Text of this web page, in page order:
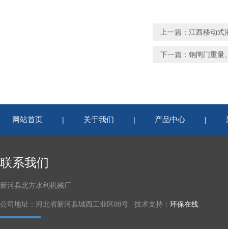
上一篇： 江西移动式
下一篇： 钢闸门重量
网站首页 | 关于我们 | 产品中心 |
联系我们
新河县北方水利机械厂
公司地址：河北省新河县城西工业区88号 技术支持： 环保在线